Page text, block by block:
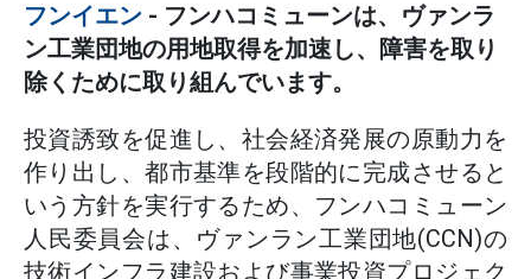
フンイエン - フンハコミューンは、ヴァンラ
ン工業団地の用地取得を加速し、障害を取り
除くために取り組んでいます。
投資誘致を促進し、社会経済発展の原動力を
作り出し、都市基準を段階的に完成させると
いう方針を実行するため、フンハコミューン
人民委員会は、ヴァンラン工業団地(CCN)の
技術インフラ建設および事業投資プロジェク